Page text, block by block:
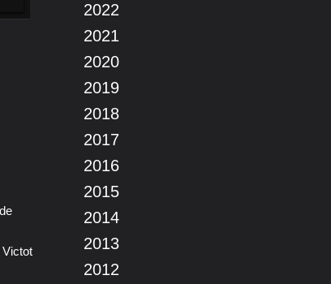
Victot
2022
2021
2020
2019
2018
2017
2016
2015
2014
2013
2012